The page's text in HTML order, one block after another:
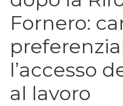
Fornero:
l’accesso
al lavoro